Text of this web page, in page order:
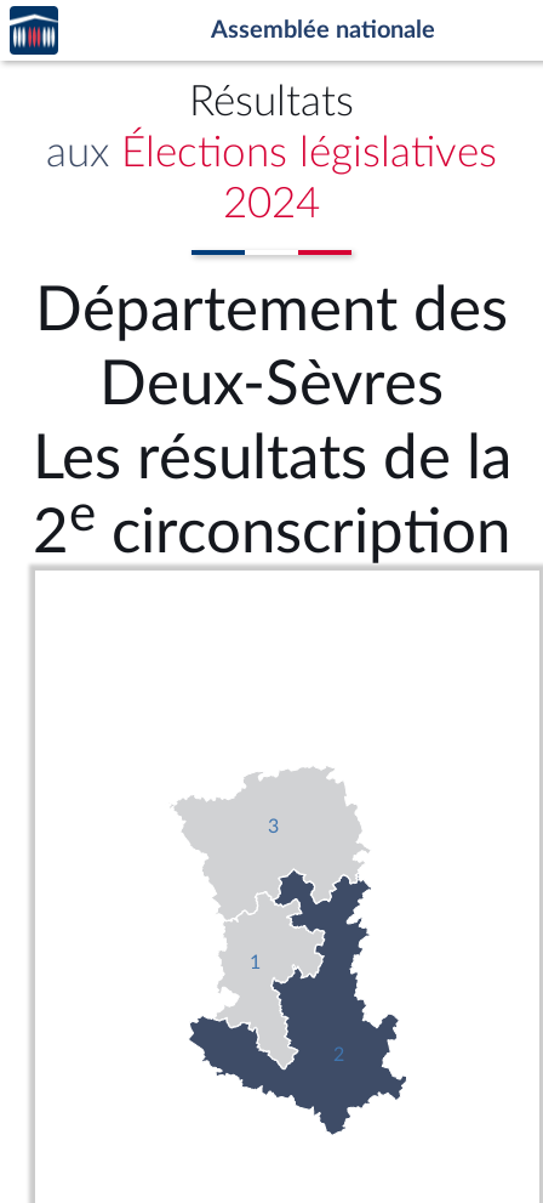
Aller au contenu
Aller en bas de la page
Accèder
à la
page
Assemblée nationale
Résultats
aux Élections législatives
2024
Département des
Deux-Sèvres
Les résultats de la
2e circonscription
1
2
3